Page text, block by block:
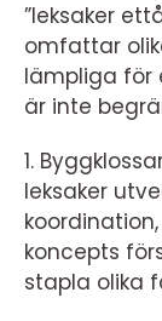
”leksaker
omfattar
lämpliga för
är inte
1.
leksaker
koncepts
stapla olika